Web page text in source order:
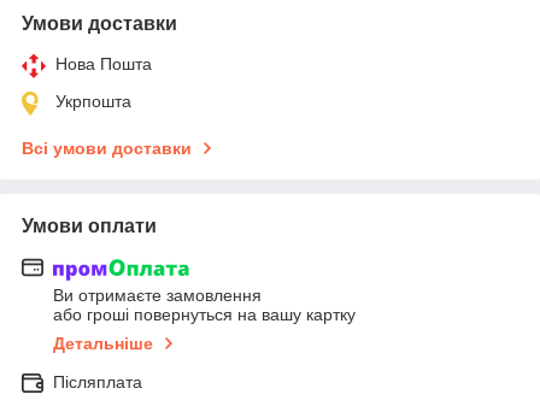
Умови доставки
Нова Пошта
Укрпошта
Всі умови доставки
Умови оплати
Ви отримаєте замовлення
або гроші повернуться на вашу картку
Детальніше
Післяплата